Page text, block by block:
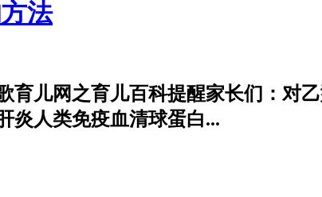
法
育儿网之育儿百科提醒家长们：对
炎人类免疫血清球蛋白...